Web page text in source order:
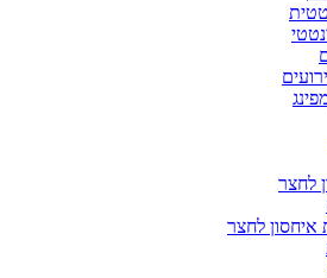
לחצר
איחסון לחצר